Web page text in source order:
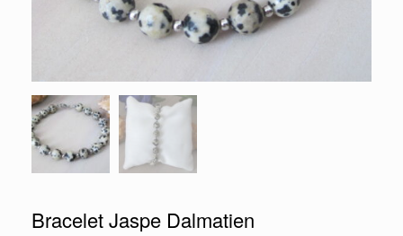
Bracelet Jaspe Dalmatien